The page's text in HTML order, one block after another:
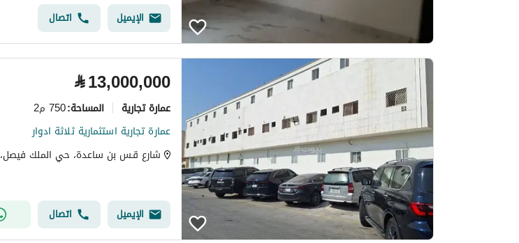
الإيميل اتصال
⃁13,000,000
عمارة تجارية المساحة:750 م2
عمارة تجارية استثمارية ثلاثة ادوار
شارع قـس بن ساعدة، حي الملك
الإيميل اتصال